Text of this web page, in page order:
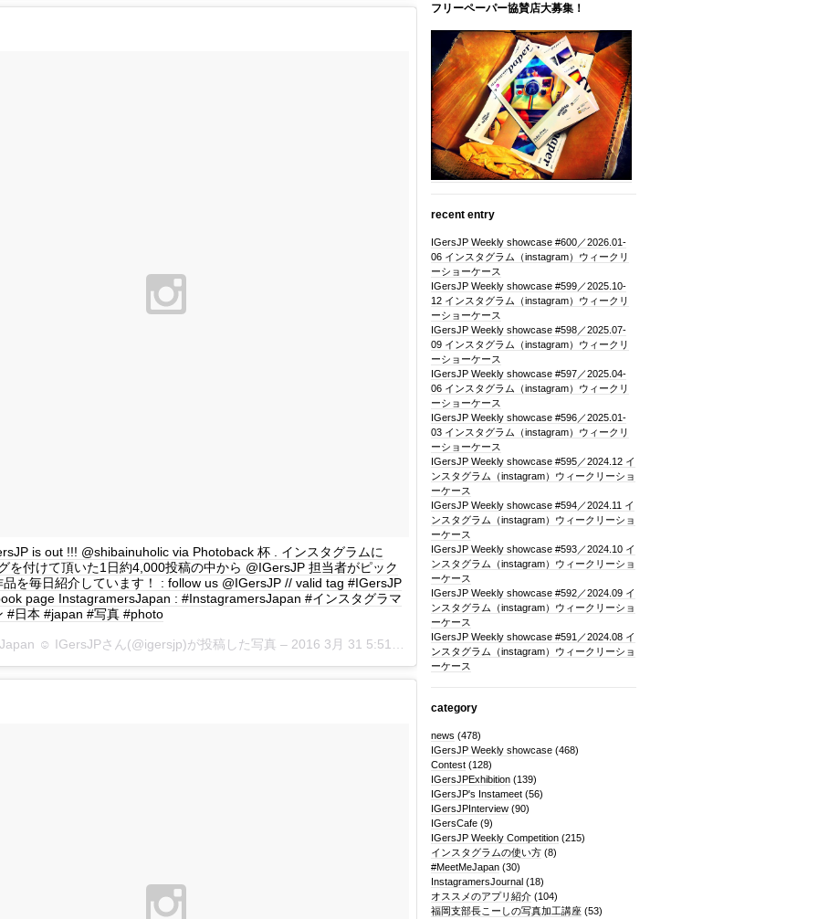
is out !!! @shibainuholic via Photoback 杯 . インスタグラムに
を付けて頂いた1日約4,000投稿の中から @IGersJP 担当者がピック
品を毎日紹介しています！ : follow us @IGersJP // valid tag #IGersJP
page InstagramersJapan : #InstagramersJapan #インスタグラマ
#日本 #japan #写真 #photo
☺︎ IGersJPさん(@igersjp)が投稿した写真 – 2016 3月 31 5:51午前 PDT
フリーペーパー協賛店大募集！
recent entry
IGersJP Weekly showcase #600／2026.01-
06 インスタグラム（instagram）ウィークリ
ーショーケース
IGersJP Weekly showcase #599／2025.10-
12 インスタグラム（instagram）ウィークリ
ーショーケース
IGersJP Weekly showcase #598／2025.07-
09 インスタグラム（instagram）ウィークリ
ーショーケース
IGersJP Weekly showcase #597／2025.04-
06 インスタグラム（instagram）ウィークリ
ーショーケース
IGersJP Weekly showcase #596／2025.01-
03 インスタグラム（instagram）ウィークリ
ーショーケース
IGersJP Weekly showcase #595／2024.12 イ
ンスタグラム（instagram）ウィークリーショ
ーケース
IGersJP Weekly showcase #594／2024.11 イ
ンスタグラム（instagram）ウィークリーショ
ーケース
IGersJP Weekly showcase #593／2024.10 イ
ンスタグラム（instagram）ウィークリーショ
ーケース
IGersJP Weekly showcase #592／2024.09 イ
ンスタグラム（instagram）ウィークリーショ
ーケース
IGersJP Weekly showcase #591／2024.08 イ
ンスタグラム（instagram）ウィークリーショ
ーケース
category
news (478)
IGersJP Weekly showcase(468)
Contest(128)
IGersJPExhibition(139)
IGersJP's Instameet(56)
IGersJPInterview(90)
IGersCafe(9)
IGersJP Weekly Competition(215)
インスタグラムの使い方(8)
#MeetMeJapan(30)
InstagramersJournal(18)
オススメのアプリ紹介(104)
福岡支部長こーしの写真加工講座(53)